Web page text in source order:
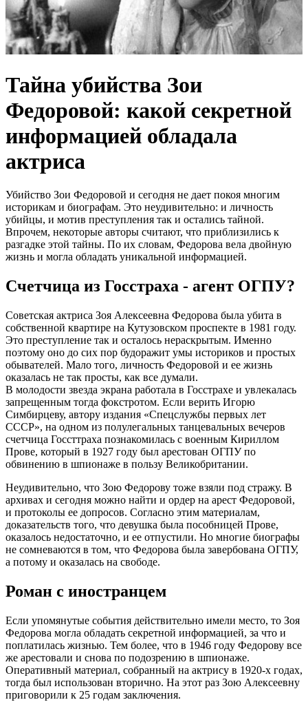
Тайна убийства Зои
Федоровой: какой секретной
информацией обладала
актриса
Убийство Зои Федоровой и сегодня не дает покоя многим
историкам и биографам. Это неудивительно: и личность
убийцы, и мотив преступления так и остались тайной.
Впрочем, некоторые авторы считают, что приблизились к
разгадке этой тайны. По их словам, Федорова вела двойную
жизнь и могла обладать уникальной информацией.
Счетчица из Госстраха - агент ОГПУ?
Советская актриса Зоя Алексеевна Федорова была убита в
собственной квартире на Кутузовском проспекте в 1981 году.
Это преступление так и осталось нераскрытым. Именно
поэтому оно до сих пор будоражит умы историков и простых
обывателей. Мало того, личность Федоровой и ее жизнь
оказалась не так просты, как все думали.
В молодости звезда экрана работала в Госстрахе и увлекалась
запрещенным тогда фокстротом. Если верить Игорю
Симбирцеву, автору издания «Спецслужбы первых лет
СССР», на одном из полулегальных танцевальных вечеров
счетчица Госсттраха познакомилась с военным Кириллом
Прове, который в 1927 году был арестован ОГПУ по
обвинению в шпионаже в пользу Великобритании.
Неудивительно, что Зою Федорову тоже взяли под стражу. В
архивах и сегодня можно найти и ордер на арест Федоровой,
и протоколы ее допросов. Согласно этим материалам,
доказательств того, что девушка была пособницей Прове,
оказалось недостаточно, и ее отпустили. Но многие биографы
не сомневаются в том, что Федорова была завербована ОГПУ,
а потому и оказалась на свободе.
Роман с иностранцем
Если упомянутые события действительно имели место, то Зоя
Федорова могла обладать секретной информацией, за что и
поплатилась жизнью. Тем более, что в 1946 году Федорову все
же арестовали и снова по подозрению в шпионаже.
Оперативный материал, собранный на актрису в 1920-х годах,
тогда был использован вторично. На этот раз Зою Алексеевну
приговорили к 25 годам заключения.